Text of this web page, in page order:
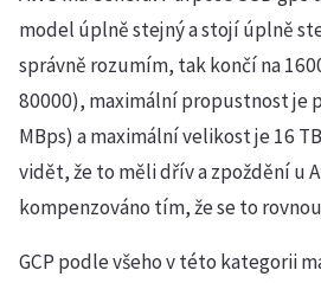
model úplně stejný a stojí úplně
správně rozumím, tak končí na
80000), maximální propustnost je
MBps) a maximální velikost je 16
vidět, že to měli dřív a zpoždění u
kompenzováno tím, že se to
GCP podle všeho v této kategorii